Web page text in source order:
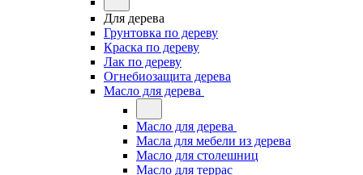
Для дерева
Грунтовка по дереву
Краска по дереву
Лак по дереву
Огнебиозащита дерева
Масло для дерева
Масло для дерева
Масла для мебели из дерева
Масло для столешниц
Масло для террас